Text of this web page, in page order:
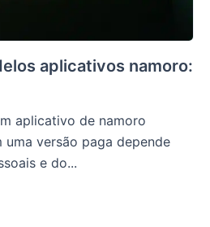
aplicativos namoro:
aplicativo de namoro
versão paga depende
e do...